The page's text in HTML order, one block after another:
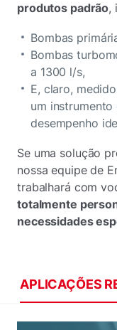
produtos padrão,
Bombas
Bombas
a 1300 l/s,
E, claro,
um instrumento
desempenho
Se uma solução
nossa equipe de
trabalhará com
totalmente
necessidades
APLICAÇÕES